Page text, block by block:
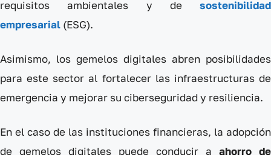
requisitos ambientales y de sostenibilidad
empresarial (ESG).
Asimismo, los gemelos digitales abren posibilidades
para este sector al fortalecer las infraestructuras de
emergencia y mejorar su ciberseguridad y resiliencia.
En el caso de las instituciones financieras, la adopción
de gemelos digitales puede conducir a ahorro de